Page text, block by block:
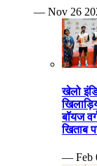
— Nov 26
खेलो
बॉयज
खिताब
— Feb